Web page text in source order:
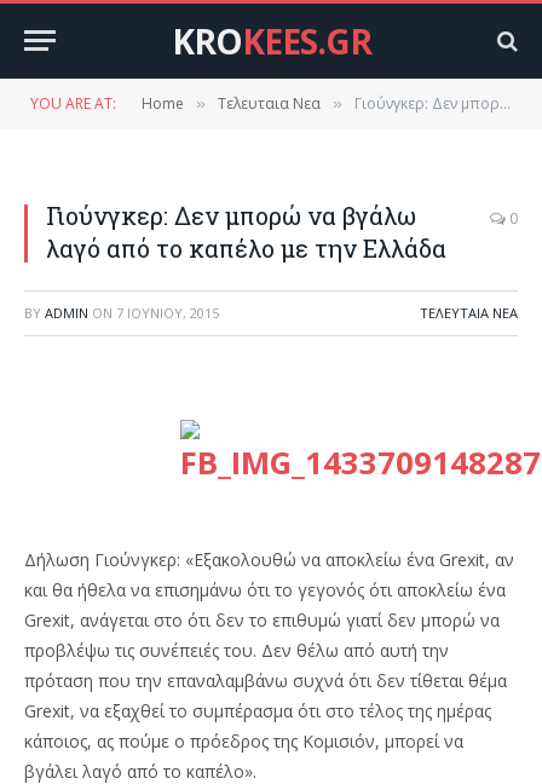
KROKEES.GR
YOU ARE AT: Home » Τελευταια Νεα » Γιούνγκερ: Δεν μπορώ να βγάλω λαγό από το καπέλο με την Ελλάδα
Γιούνγκερ: Δεν μπορώ να βγάλω
λαγό από το καπέλο με την Ελλάδα
0
BY ADMIN ON 7 ΙΟΥΝΊΟΥ, 2015 ΤΕΛΕΥΤΑΙΑ ΝΕΑ
Δήλωση Γιούνγκερ: «Εξακολουθώ να αποκλείω ένα Grexit, αν
και θα ήθελα να επισημάνω ότι το γεγονός ότι αποκλείω ένα
Grexit, ανάγεται στο ότι δεν το επιθυμώ γιατί δεν μπορώ να
προβλέψω τις συνέπειές του. Δεν θέλω από αυτή την
πρόταση που την επαναλαμβάνω συχνά ότι δεν τίθεται θέμα
Grexit, να εξαχθεί το συμπέρασμα ότι στο τέλος της ημέρας
κάποιος, ας πούμε ο πρόεδρος της Κομισιόν, μπορεί να
βγάλει λαγό από το καπέλο».